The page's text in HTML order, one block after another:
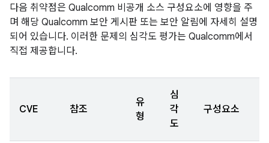
다음 취약점은 Qualcomm 비공개 소스 구성요소에 영향을 주
며 해당 Qualcomm 보안 게시판 또는 보안 알림에 자세히 설명
되어 있습니다. 이러한 문제의 심각도 평가는 Qualcomm에서
직접 제공합니다.
CVE 참조
유
형
심
각
도
구성요소